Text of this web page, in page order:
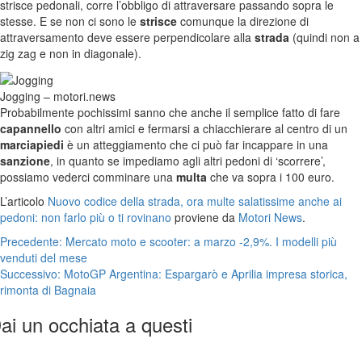
strisce pedonali, corre l’obbligo di attraversare passando sopra le
stesse. E se non ci sono le strisce comunque la direzione di
attraversamento deve essere perpendicolare alla strada (quindi non a
zig zag e non in diagonale).
Jogging – motori.news
Probabilmente pochissimi sanno che anche il semplice fatto di fare
capannello con altri amici e fermarsi a chiacchierare al centro di un
marciapiedi è un atteggiamento che ci può far incappare in una
sanzione, in quanto se impediamo agli altri pedoni di ‘scorrere’,
possiamo vederci comminare una multa che va sopra i 100 euro.
L’articolo Nuovo codice della strada, ora multe salatissime anche ai
pedoni: non farlo più o ti rovinano proviene da Motori News.
Navigazione
articolo
Precedente: Mercato moto e scooter: a marzo -2,9%. I modelli più
venduti del mese
Successivo: MotoGP Argentina: Espargarò e Aprilia impresa storica,
rimonta di Bagnaia
un occhiata a questi